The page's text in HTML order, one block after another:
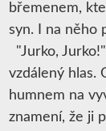
břemenem,
syn. I na něho
"Jurko,
vzdálený hlas.
humnem na
znamení, že ji